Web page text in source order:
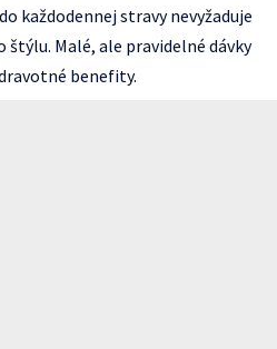
každodennej stravy nevyžaduje
Malé, ale pravidelné dávky
benefity.